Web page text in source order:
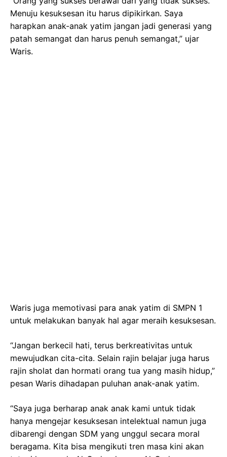
Menuju kesuksesan itu harus dipikirkan. Saya
harapkan anak-anak yatim jangan jadi generasi yang
patah semangat dan harus penuh semangat,” ujar
Waris.
Waris juga memotivasi para anak yatim di SMPN 1
untuk melakukan banyak hal agar meraih kesuksesan.
“Jangan berkecil hati, terus berkreativitas untuk
mewujudkan cita-cita. Selain rajin belajar juga harus
rajin sholat dan hormati orang tua yang masih hidup,”
pesan Waris dihadapan puluhan anak-anak yatim.
“Saya juga berharap anak anak kami untuk tidak
hanya mengejar kesuksesan intelektual namun juga
dibarengi dengan SDM yang unggul secara moral
beragama. Kita bisa mengikuti tren masa kini akan